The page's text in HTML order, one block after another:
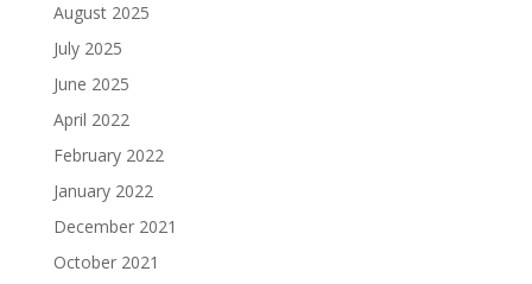
August 2025
July 2025
June 2025
April 2022
February 2022
January 2022
December 2021
October 2021